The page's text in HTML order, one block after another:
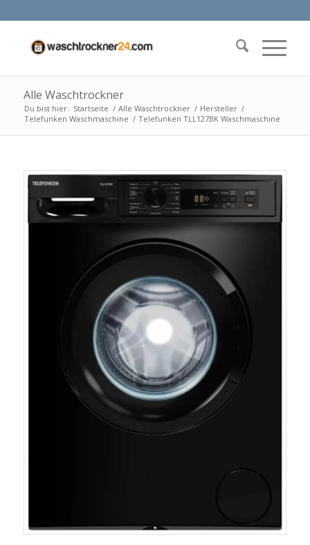
Alle Waschtrockner
Du bist hier: Startseite / Alle Waschtrockner / Hersteller /
Telefunken Waschmaschine / Telefunken TLL127BK Waschmaschine